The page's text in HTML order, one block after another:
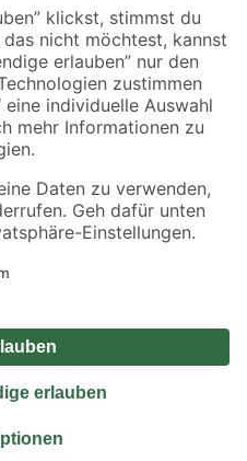
Die dargestellten Angebote sind unter
angegebenen Verfügbarkeiten beziehen
für Artikel mit Speditionsversand, hier
Vertrag widerrufen